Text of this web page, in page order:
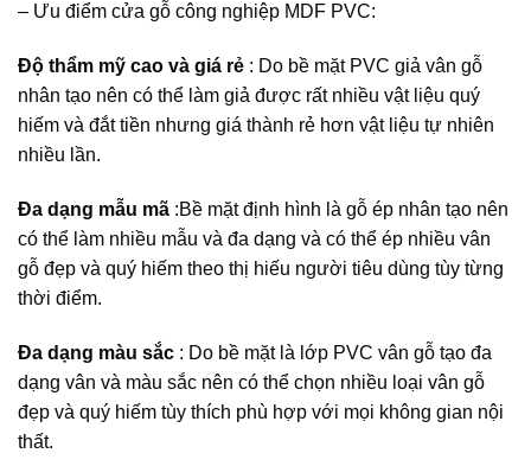
– Ưu điểm cửa gỗ công nghiệp MDF PVC:
Độ thẩm mỹ cao và giá rẻ : Do bề mặt PVC giả vân gỗ
nhân tạo nên có thể làm giả được rất nhiều vật liệu quý
hiếm và đắt tiền nhưng giá thành rẻ hơn vật liệu tự nhiên
nhiều lần.
Đa dạng mẫu mã :Bề mặt định hình là gỗ ép nhân tạo nên
có thể làm nhiều mẫu và đa dạng và có thể ép nhiều vân
gỗ đẹp và quý hiếm theo thị hiếu người tiêu dùng tùy từng
thời điểm.
Đa dạng màu sắc : Do bề mặt là lớp PVC vân gỗ tạo đa
dạng vân và màu sắc nên có thể chọn nhiều loại vân gỗ
đẹp và quý hiếm tùy thích phù hợp với mọi không gian nội
thất.